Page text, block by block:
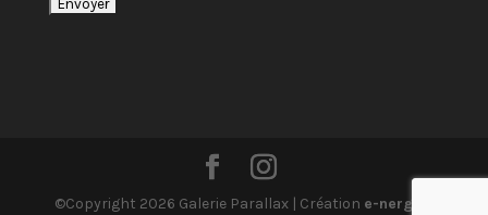
©Copyright 2026 Galerie Parallax | Création e-nergiz